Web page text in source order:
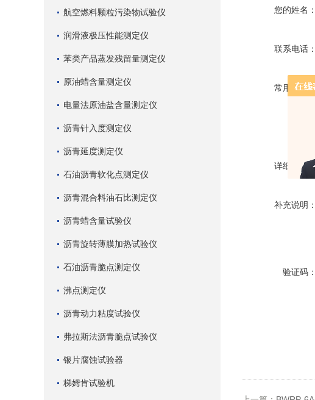
航空燃料颗粒污染物试验仪
润滑液极压性能测定仪
苯类产品蒸发残留量测定仪
原油蜡含量测定仪
电量法原油盐含量测定仪
沥青针入度测定仪
沥青延度测定仪
石油沥青软化点测定仪
沥青混合料油石比测定仪
沥青蜡含量试验仪
沥青旋转薄膜加热试验仪
石油沥青脆点测定仪
沸点测定仪
沥青动力粘度试验仪
弗拉斯法沥青脆点试验仪
银片腐蚀试验器
梯姆肯试验机
您的姓名：
联系电话：
常用邮箱
省份
详细地址
补充说明：
验证码：